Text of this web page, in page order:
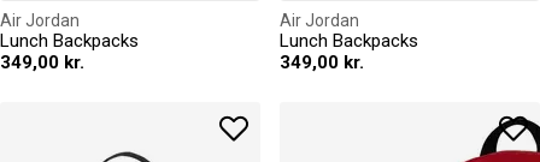
Air Jordan
Lunch Backpacks
349,00 kr.
Air Jordan
Lunch Backpacks
349,00 kr.